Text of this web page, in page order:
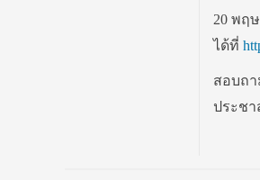
20 พฤ
ได้ที่
สอบถ
ประชา